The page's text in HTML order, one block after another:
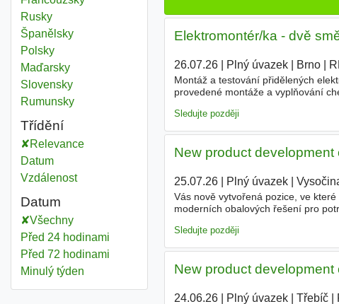
Rusky
Španělsky
Polsky
Maďarsky
Slovensky
Rumunsky
Třídění
Relevance
Datum
Vzdálenost
Datum
Všechny
Před 24 hodinami
Před 72 hodinami
Minulý týden
Elektromontér/ka - dvě
26.07.26| Plný úvazek| Brno|
Montáž a testování přidělených
provedené montáže a vyplňování
Sledujte později
New product
25.07.26| Plný úvazek|
Vás nově vytvořená pozice, ve
moderních obalových řešení pro
Sledujte později
New product
24.06.26| Plný úvazek| Třebíč|